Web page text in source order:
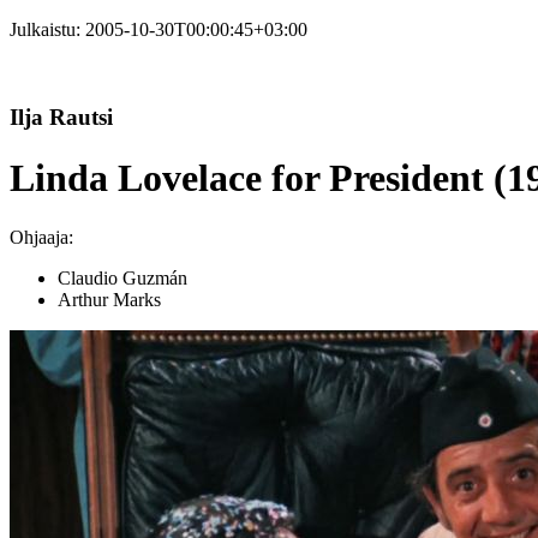
Julkaistu: 2005-10-30T00:00:45+03:00
Ilja Rautsi
Linda Lovelace for President
Ohjaaja:
Claudio Guzmán
Arthur Marks